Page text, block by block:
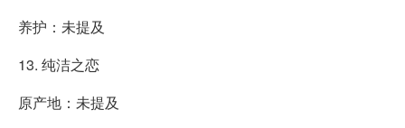
养护：未提及
13. 纯洁之恋
原产地：未提及